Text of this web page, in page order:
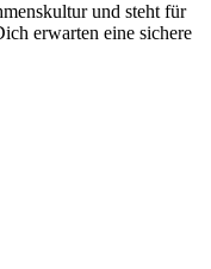
und steht für
erwarten eine sichere